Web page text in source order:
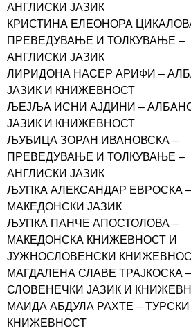
АНГЛИСКИ ЈАЗИК
КРИСТИНА ЕЛЕОНОРА
ПРЕВЕДУВАЊЕ И ТОЛКУВАЊЕ –
АНГЛИСКИ ЈАЗИК
ЛИРИДОНА НАСЕР АРИФИ –
ЈАЗИК И КНИЖЕВНОСТ
ЉЕЈЉА ИСНИ АЈДИНИ –
ЈАЗИК И КНИЖЕВНОСТ
ЉУБИЦА ЗОРАН ИВАНОВСКА –
ПРЕВЕДУВАЊЕ И ТОЛКУВАЊЕ –
АНГЛИСКИ ЈАЗИК
ЉУПКА АЛЕКСАНДАР ЕВРОСКА –
МАКЕДОНСКИ ЈАЗИК
ЉУПКА ПАНЧЕ АПОСТОЛОВА –
МАКЕДОНСКА КНИЖЕВНОСТ И
ЈУЖНОСЛОВЕНСКИ
МАГДАЛЕНА СЛАВЕ ТРАЈКОСКА –
СЛОВЕНЕЧКИ ЈАЗИК И
МАИДА АБДУЛА РАХТЕ – ТУРСКИ
КНИЖЕВНОСТ